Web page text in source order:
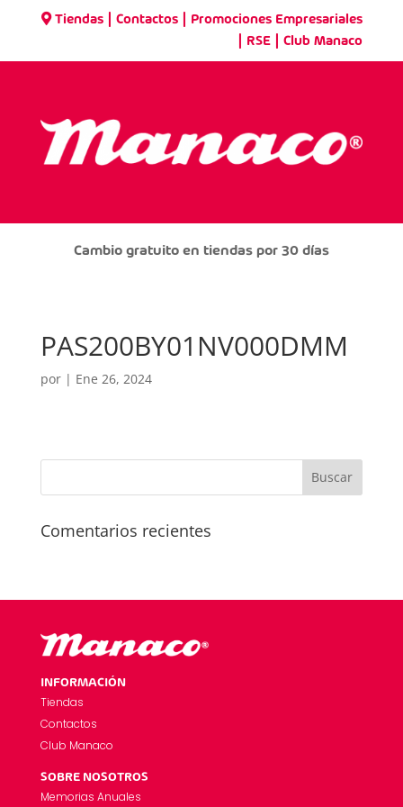
Tiendas |Contactos Promociones Empresariales
RSE |Club Manaco
Cambio gratuito en tiendas por 30 días
PAS200BY01NV000DMM
por | Ene 26, 2024
Comentarios recientes
INFORMACIÓN
Tiendas
Contactos
Club Manaco
SOBRE NOSOTROS
Memorias Anuales